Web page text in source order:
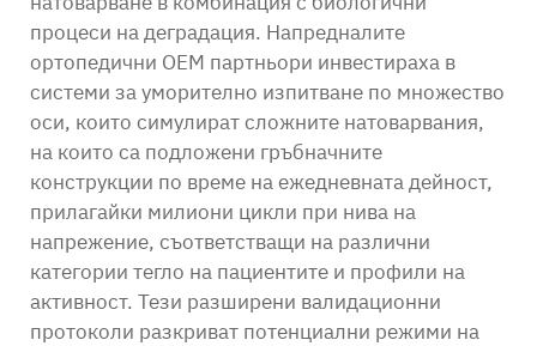
процеси на деградация. Напредналите
ортопедични OEM партньори инвестираха в
системи за уморително изпитване по множество
оси, които симулират сложните натоварвания,
на които са подложени гръбначните
конструкции по време на ежедневната дейност,
прилагайки милиони цикли при нива на
напрежение, съответстващи на различни
категории тегло на пациентите и профили на
активност. Тези разширени валидационни
протоколи разкриват потенциални режими на